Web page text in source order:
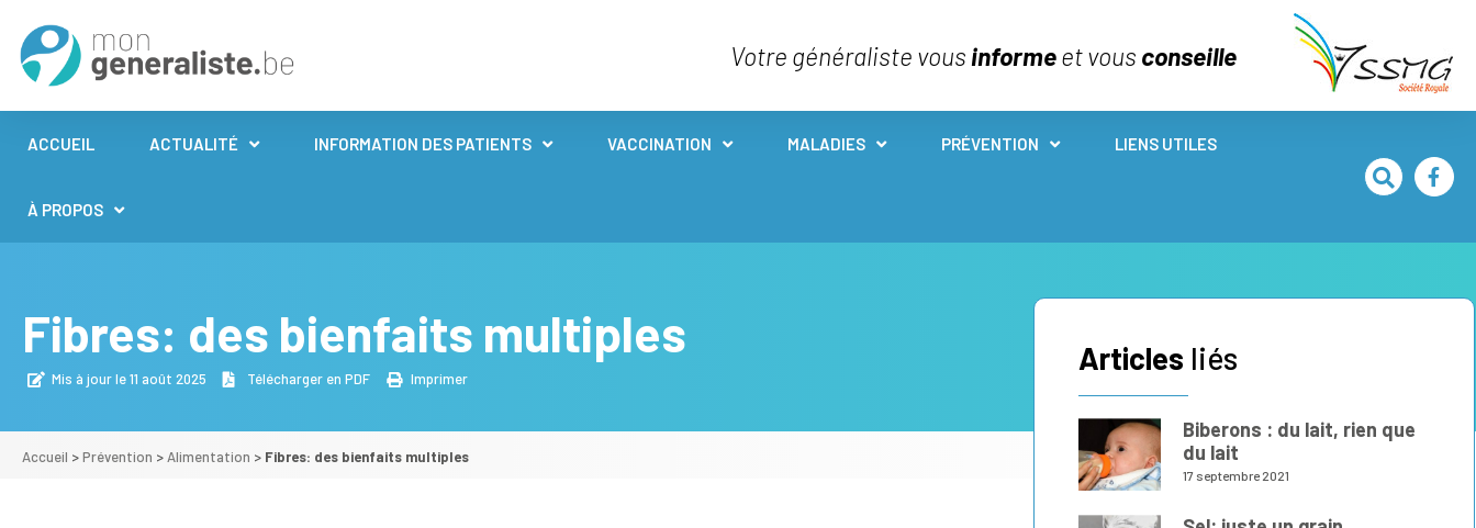
Votre généraliste vous informeet vous conseille
ACCUEIL ACTUALITÉ INFORMATION DES PATIENTS VACCINATION MALADIES PRÉVENTION LIENS UTILES
À PROPOS
Fibres: des bienfaits multiples
Mis à jour le 11 août 2025 Télécharger en PDF Imprimer
Articles liés
Biberons : du lait, rien que
du lait
17 septembre 2021
Accueil >Prévention > Alimentation > Fibres: des bienfaits multiples